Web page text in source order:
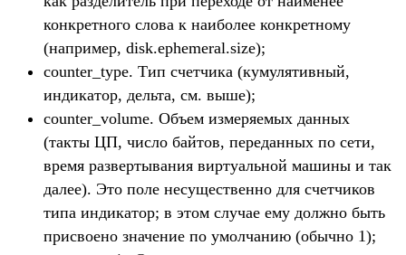
конкретного слова к наиболее конкретному
(например, disk.ephemeral.size);
counter_type. Тип счетчика (кумулятивный,
индикатор, дельта, см. выше);
counter_volume. Объем измеряемых данных
(такты ЦП, число байтов, переданных по сети,
время развертывания виртуальной машины и так
далее). Это поле несущественно для счетчиков
типа индикатор; в этом случае ему должно быть
присвоено значение по умолчанию (обычно 1);